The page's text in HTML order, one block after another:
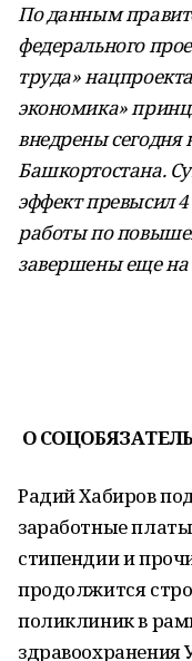
По данным
федерального
труда»
экономика»
внедрены сегодня
Башкортостана.
эффект превысил
работы по
завершены еще на
О
Радий Хабиров
заработные
стипендии и
продолжится
поликлиник в